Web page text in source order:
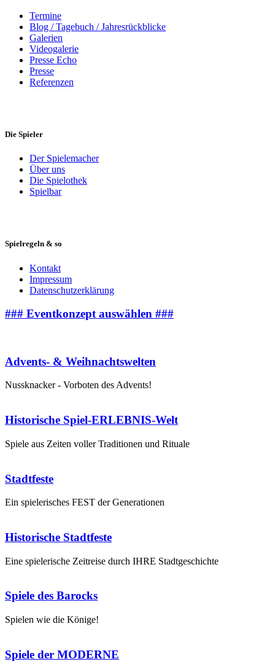
Termine
Blog / Tagebuch / Jahresrückblicke
Galerien
Videogalerie
Presse Echo
Presse
Referenzen
Die Spieler
Der Spielemacher
Über uns
Die Spielothek
Spielbar
Spielregeln & so
Kontakt
Impressum
Datenschutzerklärung
### Eventkonzept auswählen ###
Advents- & Weihnachtswelten
Nussknacker - Vorboten des Advents!
Historische Spiel-ERLEBNIS-Welt
Spiele aus Zeiten voller Traditionen und Rituale
Stadtfeste
Ein spielerisches FEST der Generationen
Historische Stadtfeste
Eine spielerische Zeitreise durch IHRE Stadtgeschichte
Spiele des Barocks
Spielen wie die Könige!
Spiele der MODERNE